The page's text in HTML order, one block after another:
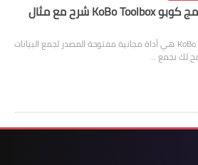
ما هو برنامج كوبو KoBo Toolbox شرح مع مثال
ما هو KoBo Toolbox ؟ KoBo Toolbox هي أداة مجانية مفتوحة المصدر لجمع البيانات
لك بجمع …